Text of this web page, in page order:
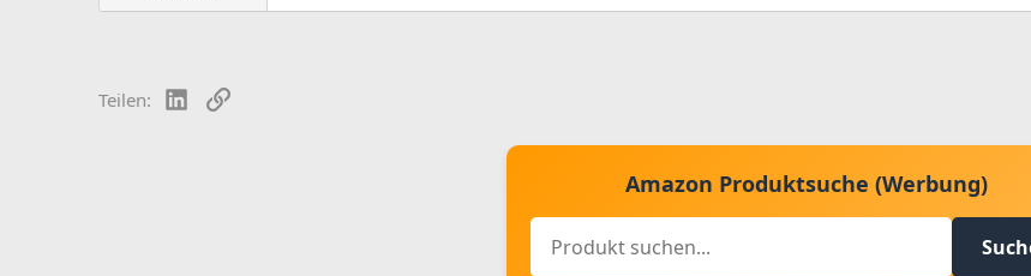
Teilen: LinkedIn
Link
Amazon Produktsuche (Werbung)